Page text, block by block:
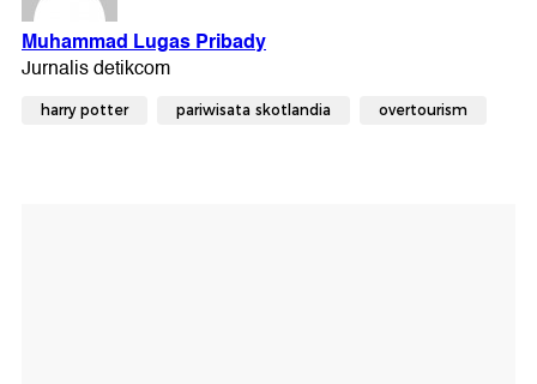
harry potter pariwisata skotlandia overtourism